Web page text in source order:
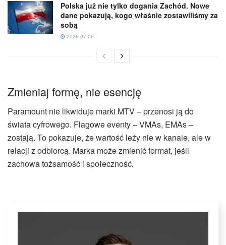
Polska już nie tylko dogania Zachód. Nowe
dane pokazują, kogo właśnie zostawiliśmy za
sobą
2026-07-06
Zmieniaj formę, nie esencję
Paramount nie likwiduje marki MTV – przenosi ją do
świata cyfrowego. Flagowe eventy – VMAs, EMAs –
zostają. To pokazuje, że wartość leży nie w kanale, ale w
relacji z odbiorcą. Marka może zmienić format, jeśli
zachowa tożsamość i społeczność.